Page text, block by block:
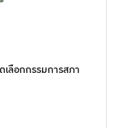
ลือกกรรมการสภา